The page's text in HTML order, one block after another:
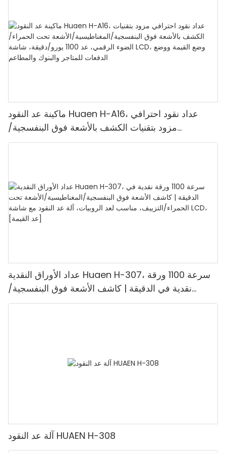
ماكينة عد النقود Huaen H-A16، عداد نقود احترافي
مزود بتقنيات الكشف بالأشعة فوق البنفسجية/
المغناطيسية/الأشعة تحت الحمراء/الضوء الرقمي، عد
عداد الأوراق النقدية Huaen H-307، سرعة 1100 ورقة
نقدية في الدقيقة | كاشف الأشعة فوق البنفسجية/
المغناطيسية/الأشعة تحت الحمراء/التزييف، مناسب لعد
آلة عد النقود HUAEN H-308